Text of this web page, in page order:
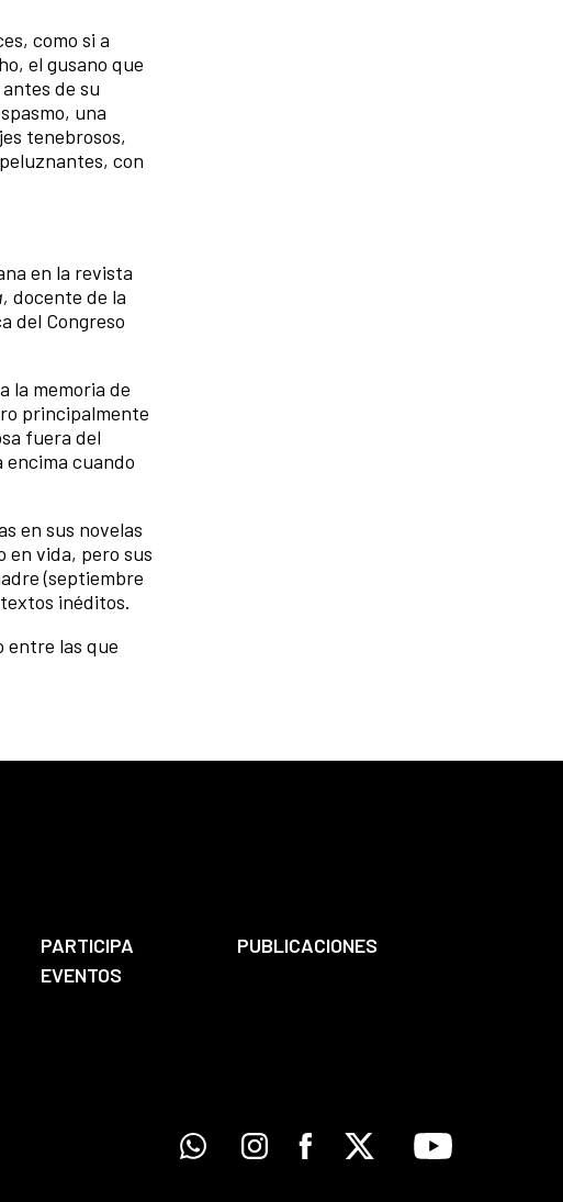
como si a
el gusano que
de su
una
tenebrosos,
con
en la revista
docente de la
del Congreso
la memoria de
principalmente
fuera del
cuando
en sus novelas
en vida, pero sus
(septiembre
inéditos.
entre las que
PARTICIPA
PUBLICACIONES
EVENTOS
WhatsappInstagramFacebook
X Youtube